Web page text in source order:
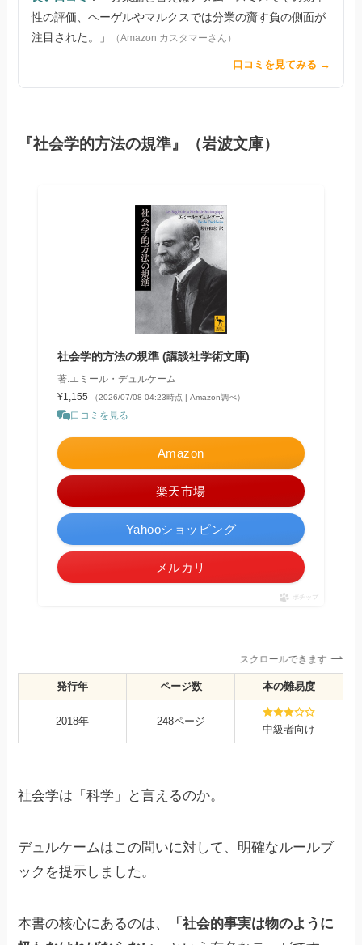
性の評価、ヘーゲルやマルクスでは分業の齎す負の側面が
注目された。」
（Amazon カスタマーさん）
口コミを見てみる →
『社会学的方法の規準』（岩波文庫）
社会学的方法の規準 (講談社学術文庫)
著:エミール・デュルケーム
¥1,155
（2026/07/08 04:23時点 | Amazon調べ）
口コミを見る
Amazon
楽天市場
Yahooショッピング
メルカリ
ポチップ
スクロールできます
発行年 ページ数 本の難易度
2018年 248ページ
中級者向け
社会学は「科学」と言えるのか。
デュルケームはこの問いに対して、明確なルールブ
ックを提示しました。
本書の核心にあるのは、
「社会的事実は物のように